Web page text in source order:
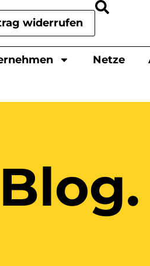
widerrufen
Netze